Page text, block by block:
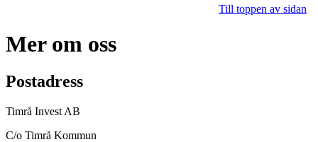
Till toppen av sidan
Mer om oss
Postadress
Timrå Invest AB
C/o Timrå Kommun